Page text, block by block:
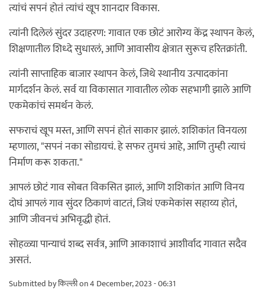
त्यांचं सपनं होतं त्यांचं खूप शानदार विकास.
त्यांनी दिलेलं सुंदर उदाहरण: गावात एक छोटं आरोग्य केंद्र स्थापन केलं,
शिक्षणातील शिध्दे सुधारलं, आणि आवासीय क्षेत्रात सुरूच हरितक्रांती.
त्यांनी साप्ताहिक बाजार स्थापन केलं, जिथे स्थानीय उत्पादकांना
मार्गदर्शन केलं. सर्व या विकासात गावातील लोक सहभागी झाले आणि
एकमेकांचं समर्थन केलं.
सफराचं खूप मस्त, आणि सपनं होतं साकार झालं. शशिकांत विनयला
म्हणाला, "सपनं नका सोडायचं. हे सफर तुमचं आहे, आणि तुम्ही त्याचं
निर्माण करू शकता."
आपलं छोटं गाव सोबत विकसित झालं, आणि शशिकांत आणि विनय
दोघं आपलं गाव सुंदर ठिकाणं वाटतं, जिथं एकमेकांस सहाय्य होतं,
आणि जीवनचं अभिवृद्धी होतं.
सोहळ्या पान्याचं शब्द सर्वत्र, आणि आकाशाचं आशीर्वाद गावात सदैव
असतं.
Submitted byकिल्लीon 4 December, 2023 - 06:31